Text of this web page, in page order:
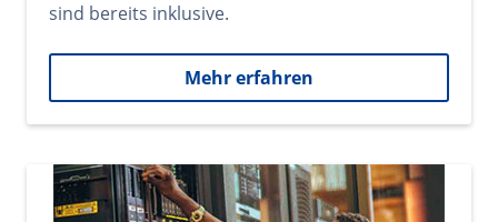
sind bereits inklusive.
Mehr erfahren